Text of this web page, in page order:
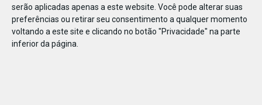
serão aplicadas apenas a este website. Você pode alterar suas
preferências ou retirar seu consentimento a qualquer momento
voltando a este site e clicando no botão "Privacidade" na parte
inferior da página.